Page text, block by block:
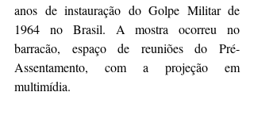
anos de instauração do Golpe Militar de
1964 no Brasil. A mostra ocorreu no
barracão, espaço de reuniões do Pré-
Assentamento, com a projeção em
multimídia.